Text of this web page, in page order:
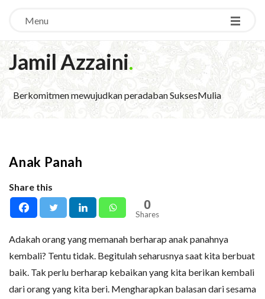
Menu
Jamil Azzaini.
Berkomitmen mewujudkan peradaban SuksesMulia
Anak Panah
Share this
0
Shares
Adakah orang yang memanah berharap anak panahnya
kembali? Tentu tidak. Begitulah seharusnya saat kita berbuat
baik. Tak perlu berharap kebaikan yang kita berikan kembali
dari orang yang kita beri. Mengharapkan balasan dari sesama